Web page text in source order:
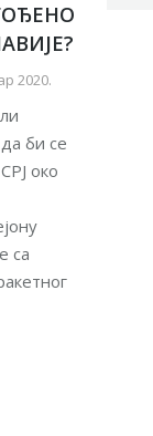
2020.
би се
око
са